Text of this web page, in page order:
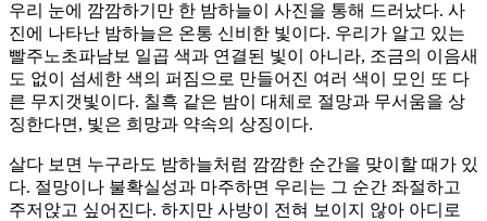
우리 눈에 깜깜하기만 한 밤하늘이 사진을 통해 드러났다. 사
진에 나타난 밤하늘은 온통 신비한 빛이다. 우리가 알고 있는
빨주노초파남보 일곱 색과 연결된 빛이 아니라, 조금의 이음새
도 없이 섬세한 색의 퍼짐으로 만들어진 여러 색이 모인 또 다
른 무지갯빛이다. 칠흑 같은 밤이 대체로 절망과 무서움을 상
징한다면, 빛은 희망과 약속의 상징이다.
살다 보면 누구라도 밤하늘처럼 깜깜한 순간을 맞이할 때가 있
다. 절망이나 불확실성과 마주하면 우리는 그 순간 좌절하고
주저앉고 싶어진다. 하지만 사방이 전혀 보이지 않아 아디로